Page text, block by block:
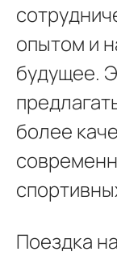
опытом и
будущее.
более
Поездка